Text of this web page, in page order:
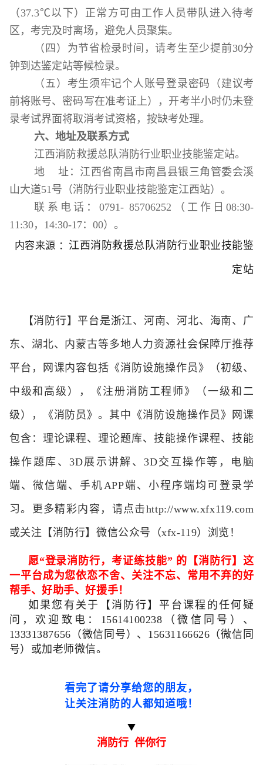
（37.3℃以下）正常方可由工作人员带队进入待考
区，考完及时离场，避免人员聚集。
（四）为节省检录时间，请考生至少提前30分
钟到达鉴定站等候检录。
（五）考生须牢记个人账号登录密码（建议考
前将账号、密码写在准考证上），开考半小时仍未登
录考试界面将取消考试资格，按缺考处理。
六、地址及联系方式
江西消防救援总队消防行业职业技能鉴定站。
地
址： 江西省南昌市南昌县银三角管委会溪
山大道51 号（消防行业职业技能鉴定江西站）。
联系电话：0791- 85706252 （工作 日08:30-
11:30， 14:30-17： 00）。
内容来源 ： 江西消防救援总队消防行业职业技能鉴
定站
【消防行】平台是浙江、河南、河北、海南、广
东、湖北、内蒙古等多地人力资源社会保障厅推荐
平台，网课内容包括《消防设施操作员》（初级、
中级和高级），《注册消防工程师》（一级和二
级），《消防员》。其中《消防设施操作员》网课
包含：理论课程、理论题库、技能操作课程、技能
操作题库、3D展示讲解、3D交互操作等，电脑
端、微信端、手机APP端、小程序端均可登录学
习。更多精彩内容，请点击http://www.xfx119.com
或关注【消防行】微信公众号（xfx-119）浏览！
愿“登录消防行，考证练技能” 的【消防行】这
一平台成为您依恋不舍、关注不忘、常用不弃的好
帮手、好助手、好援手！
如果您有关于【消防行】平台课程的任何疑
问，欢迎致电： 15614100238（微信同号） 、
13331387656 （微信同号）、 15631166626（微信同
号）或加老师微信。
看完了请分享给您的朋友，
让关注消防的人都知道哦！
消防行 伴你行